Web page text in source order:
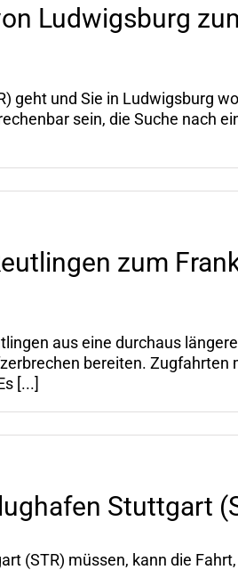
Ludwigsburg
geht und Sie in Ludwigsburg
sein, die Suche nach
zum
aus eine durchaus
bereiten. Zugfahrten
[...]
Stuttgart
(STR) müssen, kann die Fahrt,